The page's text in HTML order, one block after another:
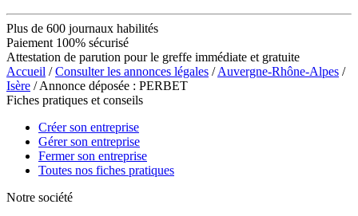
Plus de 600 journaux habilités
Paiement 100% sécurisé
Attestation de parution pour le greffe immédiate et gratuite
Accueil /Consulter les annonces légales /Auvergne-Rhône-Alpes /
Isère / Annonce déposée : PERBET
Fiches pratiques et conseils
Créer son entreprise
Gérer son entreprise
Fermer son entreprise
Toutes nos fiches pratiques
Notre société